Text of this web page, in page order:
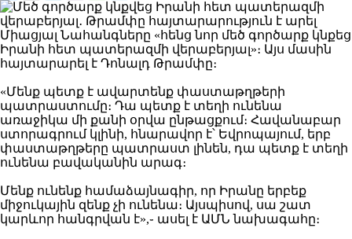
Միացյալ Նահանգները «հենց նոր մեծ գործարք կնքեց
Իրանի հետ պատերազմի վերաբերյալ»։ Այս մասին
հայտարարել է Դոնալդ Թրամփը։
«Մենք պետք է ավարտենք փաստաթղթերի
պատրաստումը։ Դա պետք է տեղի ունենա
առաջիկա մի քանի օրվա ընթացքում։ Հավանաբար
ստորագրում կլինի, հնարավոր է՝ Եվրոպայում, երբ
փաստաթղթերը պատրաստ լինեն, դա պետք է տեղի
ունենա բավականին արագ։
Մենք ունենք համաձայնագիր, որ Իրանը երբեք
միջուկային զենք չի ունենա։ Այսպիսով, սա շատ
կարևոր հանգրվան է»,֊ ասել է ԱՄՆ նախագահը։